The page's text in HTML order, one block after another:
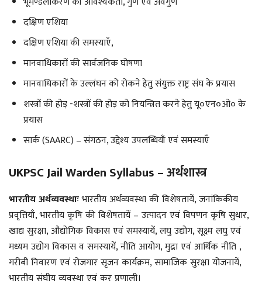
दक्षिण एशिया
दक्षिण एशिया की समस्याएँ,
मानवाधिकारों की सार्वजनिक घोषणा
मानवाधिकारों के उल्लंघन को रोकने हेतु संयुक्त राष्ट्र संघ के प्रयास
शस्त्रों की होड़ -शस्त्रों की होड़ को नियन्त्रित करने हेतु यू०एन०ओ० के
प्रयास
सार्क (SAARC) – संगठन, उद्देश्य उपलब्धियाँ एवं समस्याएँ
UKPSC Jail Warden Syllabus – अर्थशास्त्र
भारतीय अर्थव्यवस्थाःभारतीय अर्थव्यवस्था की विशेषतायें, जनांकिकीय
प्रवृत्तियाँ, भारतीय कृषि की विशेषतायें – उत्पादन एवं विपणन कृषि सुधार,
खाद्य सुरक्षा, औद्योगिक विकास एवं समस्यायें, लघु उद्योग, सूक्ष्म लघु एवं
मध्यम उद्योग विकास व समस्यायें, नीति आयोग, मुद्रा एवं आर्थिक नीति ,
गरीबी निवारण एवं रोजगार सृजन कार्यक्रम, सामाजिक सुरक्षा योजनायें,
भारतीय संघीय व्यवस्था एवं कर प्रणाली।